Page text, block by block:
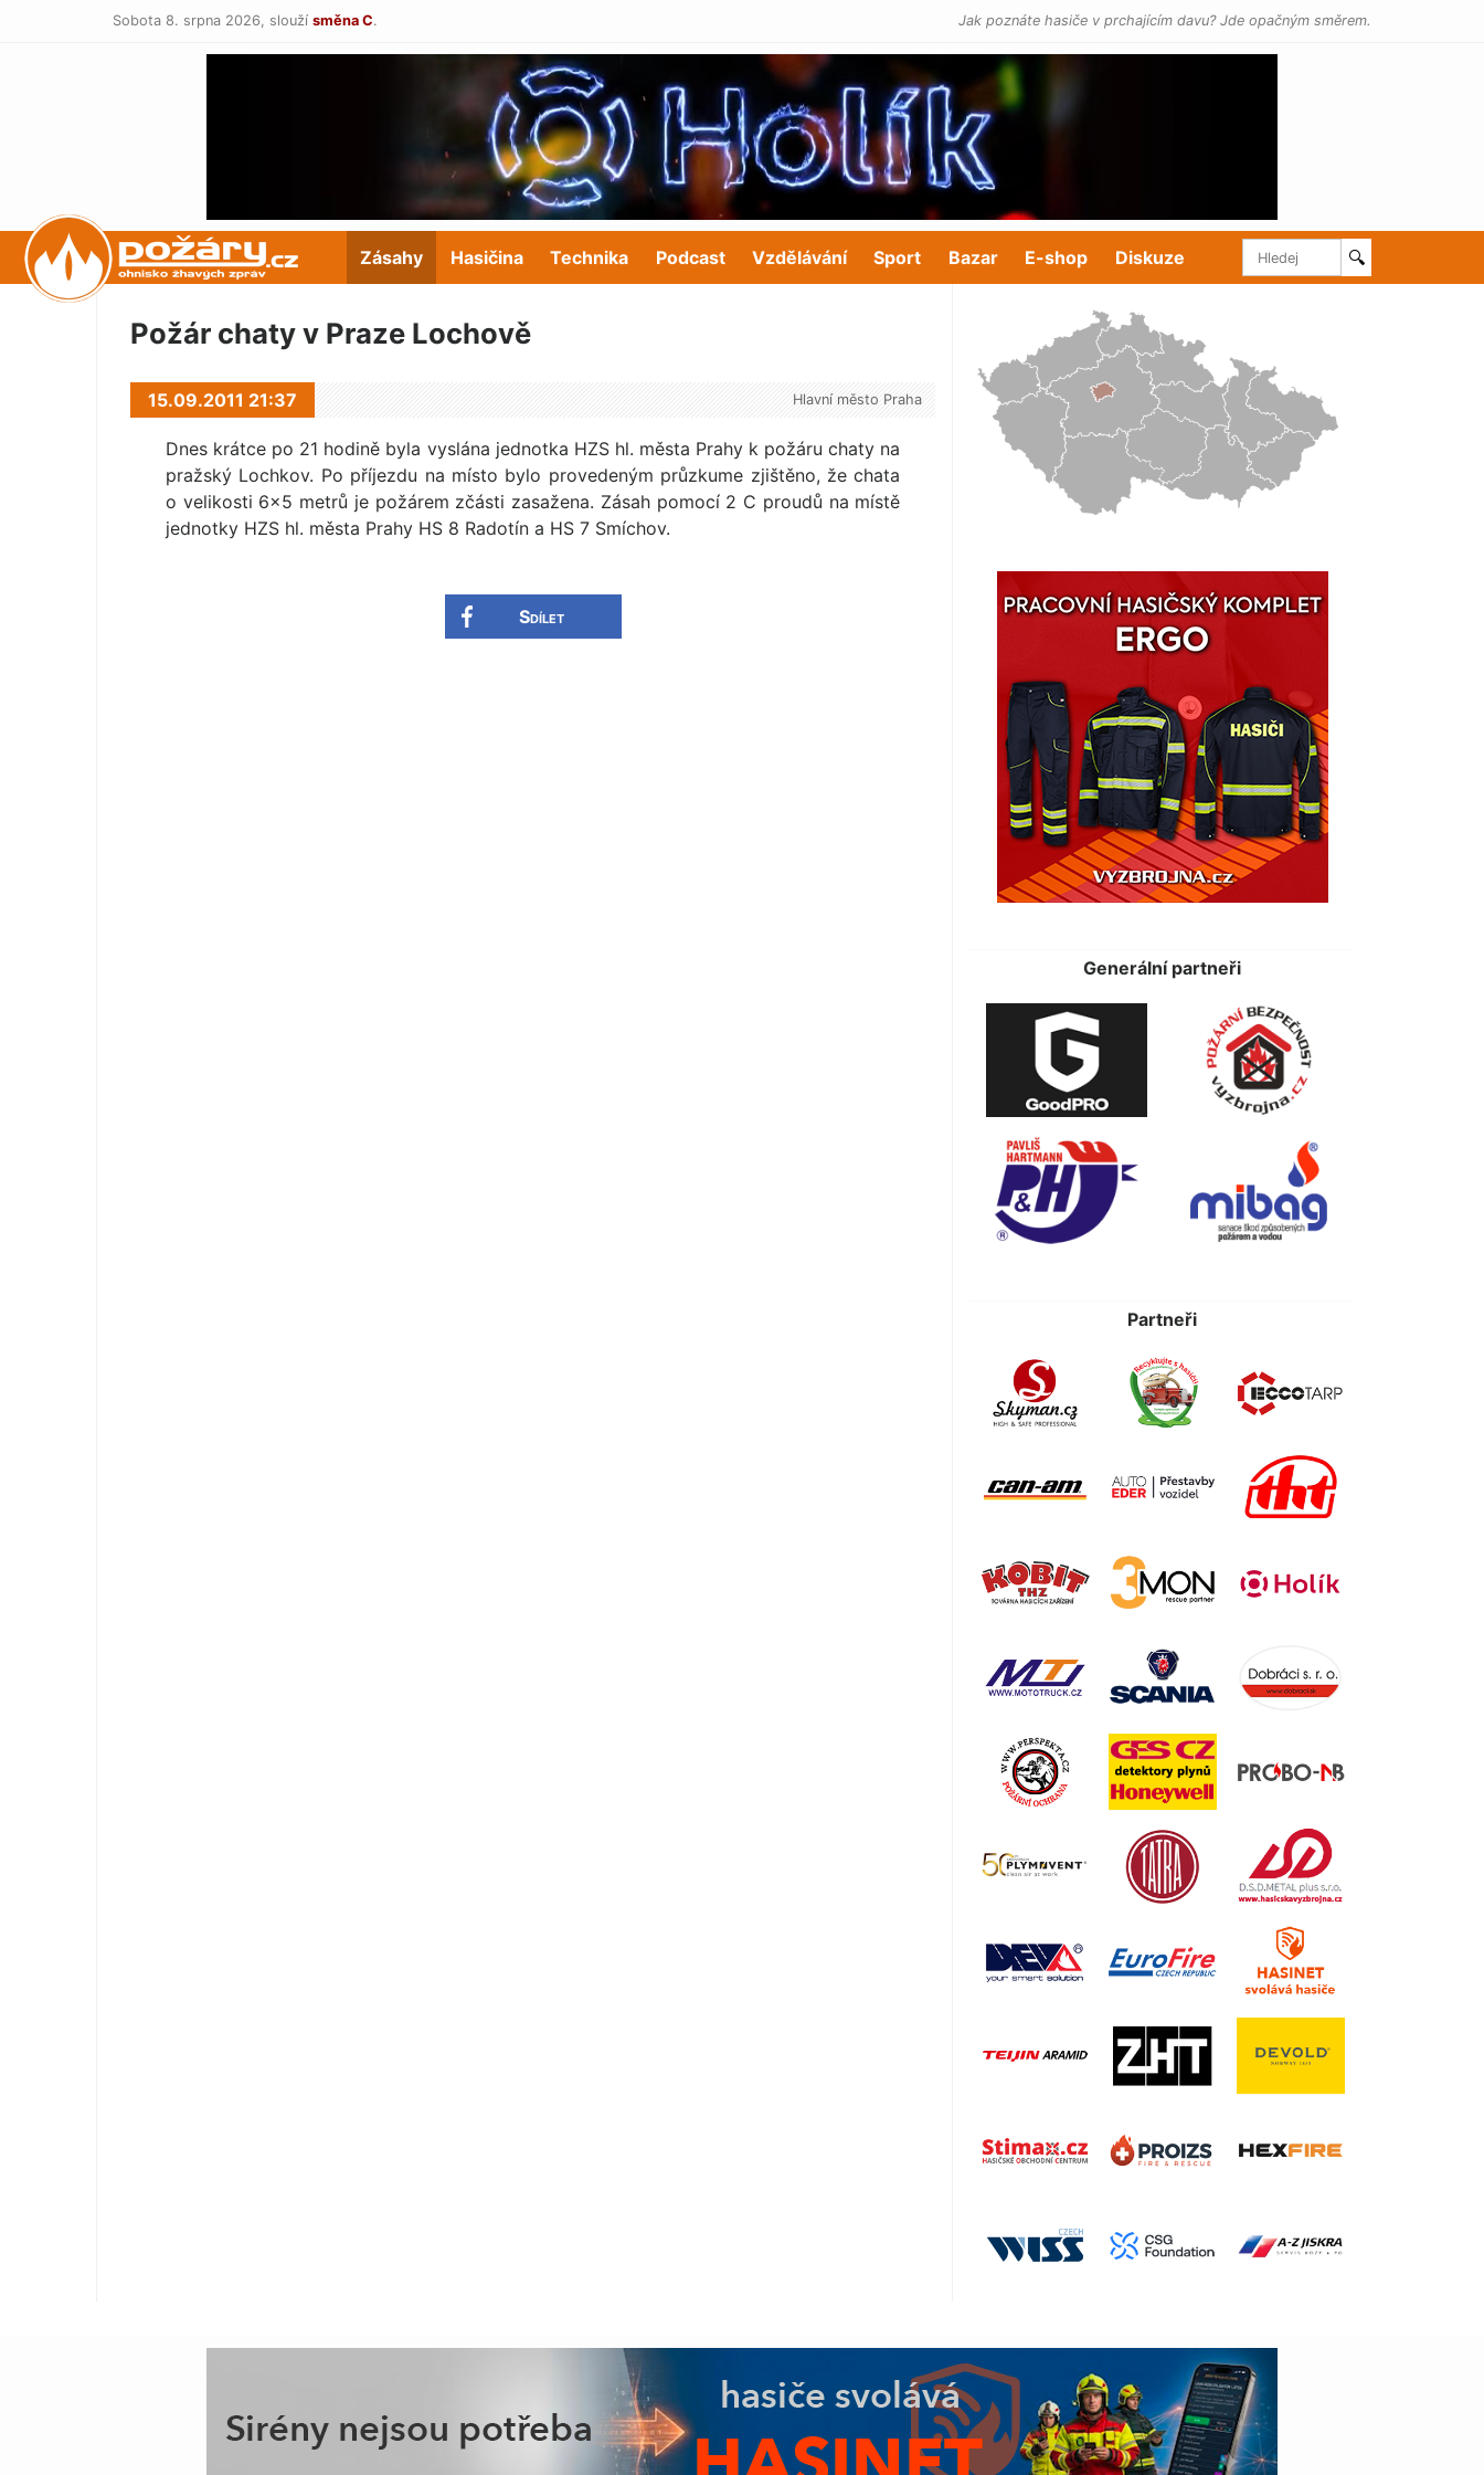
Sobota 8. srpna 2026, slouží směna C. Jak poznáte hasiče v prchajícím davu? Jde opačným směrem.
POŽÁRY.cz Zásahy Hasičina Technika Podcast Vzdělávání Sport Bazar E-shop Diskuze 🔍
Požár chaty v Praze Lochově
15.09.2011 21:37 Hlavní město Praha
Dnes krátce po 21 hodině byla vyslána jednotka HZS hl. města Prahy k požáru chaty na
pražský Lochkov. Po příjezdu na místo bylo provedeným průzkume zjištěno, že chata
o velikosti 6×5 metrů je požárem zčásti zasažena. Zásah pomocí 2 C proudů na místě
jednotky HZS hl. města Prahy HS 8 Radotín a HS 7 Smíchov.
Sdílet
Generální partneři
Partneři